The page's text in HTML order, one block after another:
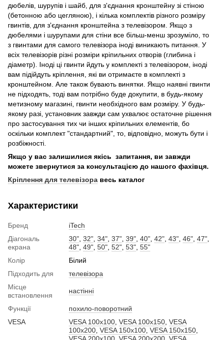
дюбелів, шурупів і шайб, для з'єднання кронштейну зі стіною
(бетонною або цегляною), і кілька комплектів різного розміру
гвинтів, для з'єднання кронштейна з телевізором. Якщо з
дюбелями і шурупами для стіни все більш-менш зрозуміло, то
з гвинтами для самого телевізора іноді виникають питання. У
всіх телевізорів різні розміри кріпильних отворів (глибина і
діаметр). Іноді ці гвинти йдуть у комплекті з телевізором, іноді
вам підійдуть кріплення, які ви отримаєте в комплекті з
кронштейном. Але також бувають винятки. Якщо наявні гвинти
не підходять, тоді вам потрібно буде докупити, в будь-якому
метизному магазині, гвинти необхідного вам розміру. У будь-
якому разі, установник завжди сам ухвалює остаточне рішення
про застосування тих чи інших кріпильних елементів, бо
оскільки комплект "стандартний", то, відповідно, можуть бути і
розбіжності.
Якщо у вас залишилися якісь запитання, ви завжди
можете звернутися за консультацією до нашого фахівця.
Кріплення для телевізора весь каталог
Характеристики
Бренд
iTech
Діагональ
екрана
30" 32" 34" 37" 39" 40" 42" 43" 46" 47"
48" 49" 50" 52" 53" 55"
Колір
Білий
Підходить для
телевізора
Місце
встановлення
настінні
Функції
похило-поворотний
VESA
VESA 100x100 VESA 100x150 VESA
100x200 VESA 150x100 VESA 150x150
VESA 200x100 VESA 200x200 VESA